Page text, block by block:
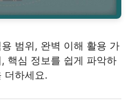
범위, 완벽 이해 활용 가
핵심 정보를 쉽게 파악하
더하세요.